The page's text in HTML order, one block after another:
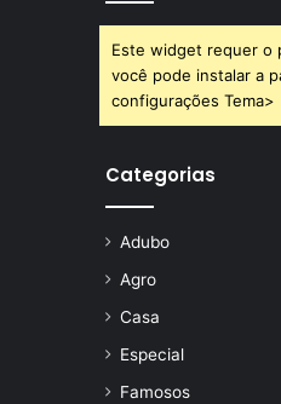
Este widget requer o
você pode instalar a
configurações Tema>
Categorias
Adubo
Agro
Casa
Especial
Famosos